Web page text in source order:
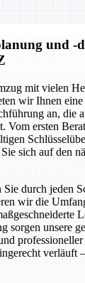
und -
mit vielen
wir Ihnen
an, die
Vom ersten
sich auf den
durch jeden
wir die
sorgen unsere
verläuft